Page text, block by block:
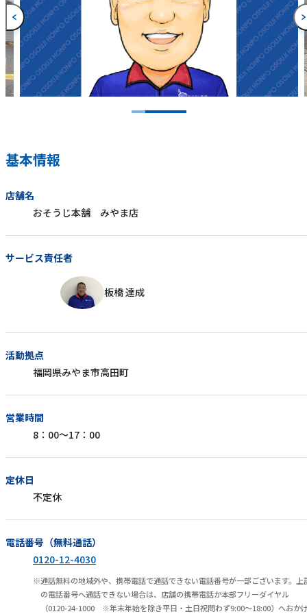
基本情報
店舗名
おそうじ本舗 みやま店
サービス責任者
板橋 達成
活動拠点
福岡県みやま市高田町
営業時間
8：00～17：00
定休日
不定休
電話番号（無料通話）
0120-12-4030
通話無料の地域外や、携帯電話で通話できない電話番号が一部ございます。上
の電話番号へ通話できない場合は、店舗の携帯電話か本部フリーダイヤル
（0120-24-1000 ※年末年始を除き平日・土日祝問わず9:00～18:00）へおか